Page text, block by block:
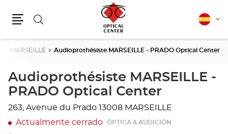
Buscar Español
MARSEILLE Audioprothésiste MARSEILLE - PRADO Optical Center
Audioprothésiste MARSEILLE -
PRADO Optical Center
263, Avenue du Prado 13008 MARSEILLE
Actualmente cerrado
ÓPTICA & AUDICIÓN